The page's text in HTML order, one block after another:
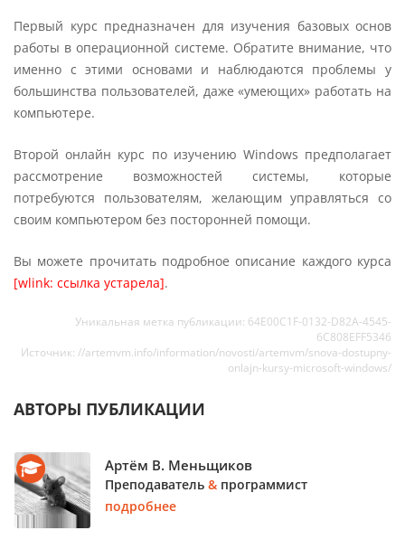
Первый курс предназначен для изучения базовых основ
работы в операционной системе. Обратите внимание, что
именно с этими основами и наблюдаются проблемы у
большинства пользователей, даже «умеющих» работать на
компьютере.
Второй онлайн курс по изучению Windows предполагает
рассмотрение возможностей системы, которые
потребуются пользователям, желающим управляться со
своим компьютером без посторонней помощи.
Вы можете прочитать подробное описание каждого курса
[wlink: ссылка устарела].
Уникальная метка публикации: 64E00C1F-0132-D82A-4545-
6C808EFF5346
Источник: //artemvm.info/information/novosti/artemvm/snova-dostupny-
onlajn-kursy-microsoft-windows/
АВТОРЫ ПУБЛИКАЦИИ
Артём В. Меньщиков
Преподаватель & программист
подробнее